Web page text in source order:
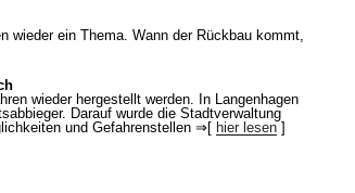
wieder ein Thema. Wann der Rückbau kommt,
wieder hergestellt werden. In Langenhagen
Darauf wurde die Stadtverwaltung
und Gefahrenstellen ⇒[ hier lesen ]